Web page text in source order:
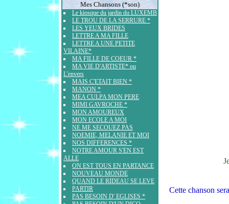
Mes Chansons (*son)
Le kiosque du jardin du LUXEMB
LE TROU DE LA SERRURE *
LES YEUX BRIDES
LETTRE A MA FILLE
LETTRE A UNE PETITE
VILAINE*
MA FILLE DE COEUR *
MA VIE D'ARTISTE* ou
L'envers
MAIS C'ETAIT BIEN *
MANON *
MEA CULPA MON PERE
MIMI GAVROCHE *
MON AMOUREUX
MON ECOLE A MOI
NE ME SECOUEZ PAS
NOEMIE, MELANIE ET MOI
NOS DIFFERENCES *
NOTRE AMOUR S'EN EST
ALLE
ON EST TOUS EN PARTANCE
NOUVEAU MONDE
QUAND LE RIDEAU SE LEVE
PARTIR
PAS BESOIN D' EGLISES *
Cette chanson